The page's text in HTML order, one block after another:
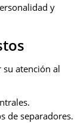
y
atención al
de separadores.